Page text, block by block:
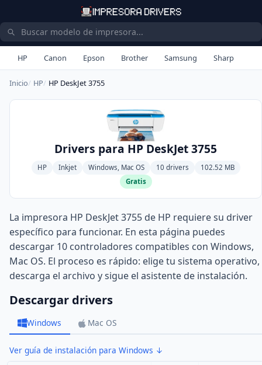
HP Canon Epson Brother Samsung Sharp
Inicio HP HP DeskJet 3755
Drivers para HP DeskJet 3755
HP Inkjet Windows, Mac OS 10 drivers
102.52 MB
Gratis
La impresora HP DeskJet 3755 de HP requiere su driver
específico para funcionar. En esta página puedes
descargar 10 controladores compatibles con Windows,
Mac OS. El proceso es rápido: elige tu sistema operativo,
descarga el archivo y sigue el asistente de instalación.
Descargar drivers
Windows Mac OS
Ver guía de instalación para Windows ↓